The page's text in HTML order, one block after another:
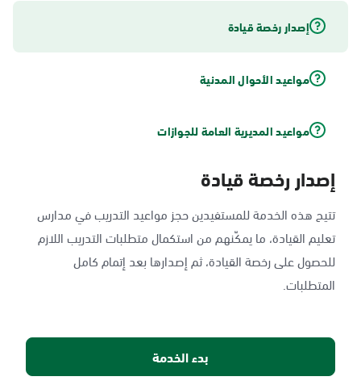
إصدار رخصة قيادة
مواعيد الأحوال المدنية
مواعيد المديرية العامة للجوازات
إصدار رخصة قيادة
تتيح هذه الخدمة للمستفيدين حجز مواعيد التدريب في مدارس
تعليم القيادة، ما يمكّنهم من استكمال متطلبات التدريب اللازم
للحصول على رخصة القيادة، ثم إصدارها بعد إتمام كامل
المتطلبات.
بدء الخدمة